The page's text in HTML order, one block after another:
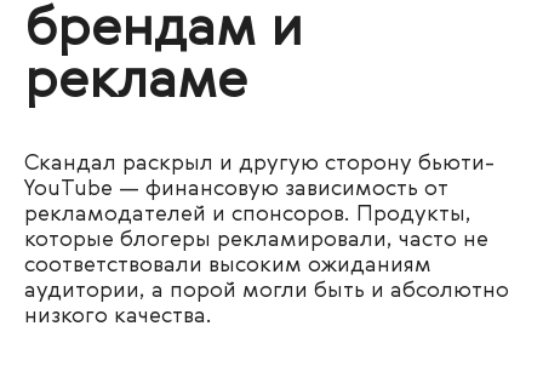
брендам и
рекламе
Скандал раскрыл и другую сторону бьюти-
YouTube — финансовую зависимость от
рекламодателей и спонсоров. Продукты,
которые блогеры рекламировали, часто не
соответствовали высоким ожиданиям
аудитории, а порой могли быть и абсолютно
низкого качества.